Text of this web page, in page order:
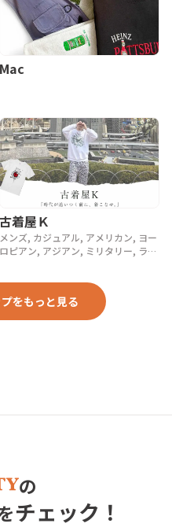
Mac
古着屋Ｋ
メンズ, カジュアル, アメリカン, ヨー
ロピアン, アジアン, ミリタリー, ラグ
をもっと見る
の
チェック！